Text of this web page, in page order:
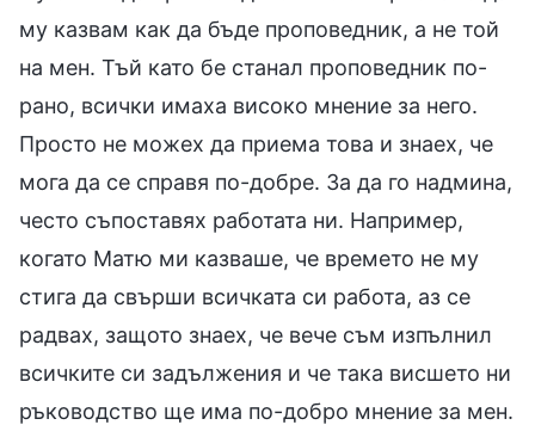
му казвам как да бъде проповедник, а не той
на мен. Тъй като бе станал проповедник по-
рано, всички имаха високо мнение за него.
Просто не можех да приема това и знаех, че
мога да се справя по-добре. За да го надмина,
често съпоставях работата ни. Например,
когато Матю ми казваше, че времето не му
стига да свърши всичката си работа, аз се
радвах, защото знаех, че вече съм изпълнил
всичките си задължения и че така висшето ни
ръководство ще има по-добро мнение за мен.